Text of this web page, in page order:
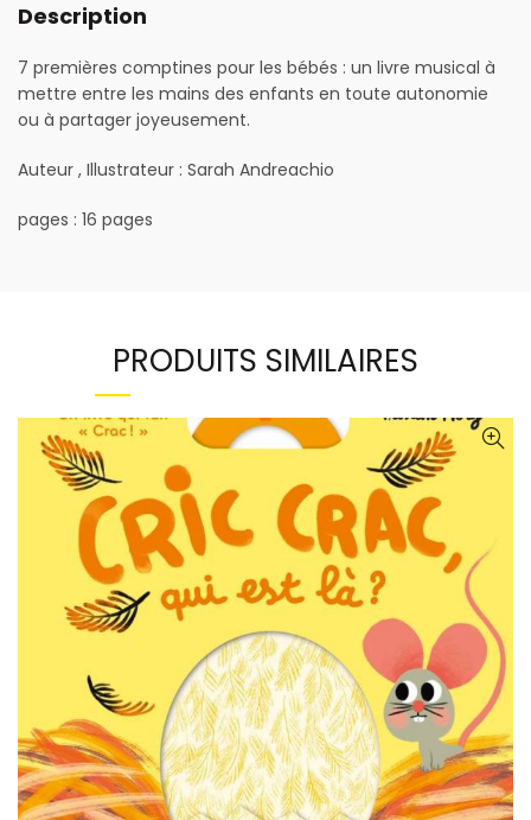
Description
7 premières comptines pour les bébés : un livre musical à
mettre entre les mains des enfants en toute autonomie
ou à partager joyeusement.
Auteur , Illustrateur : Sarah Andreachio
pages : 16 pages
PRODUITS SIMILAIRES